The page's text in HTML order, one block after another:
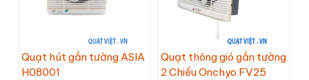
Quạt hút gắn tường ASIA
H08001
Quạt thông gió gắn tường
2 Chiều Onchyo FV25